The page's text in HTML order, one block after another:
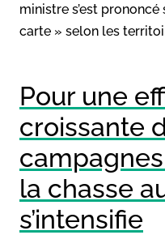
ministre s’est
carte » selon les
Pour une
croissante
la chasse
s’intensifie